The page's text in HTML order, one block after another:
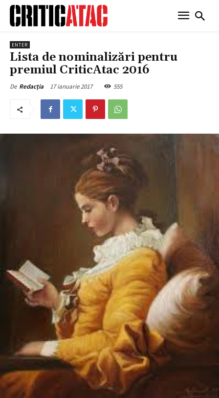
ENTER
Lista de nominalizări pentru
premiul CriticAtac 2016
De Redacția 17 ianuarie 2017 555